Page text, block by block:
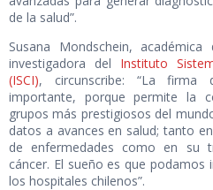
de la salud”.
Susana Mondschein,
investigadora del Instituto
(ISCI), circunscribe: “La
importante, porque permite la
grupos más prestigiosos del
datos a avances en salud; tanto
de enfermedades como en su
cáncer. El sueño es que
los hospitales chilenos”.